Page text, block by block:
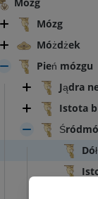
Mózg
Móżdżek
Pień mózgu
Jądra
Istota